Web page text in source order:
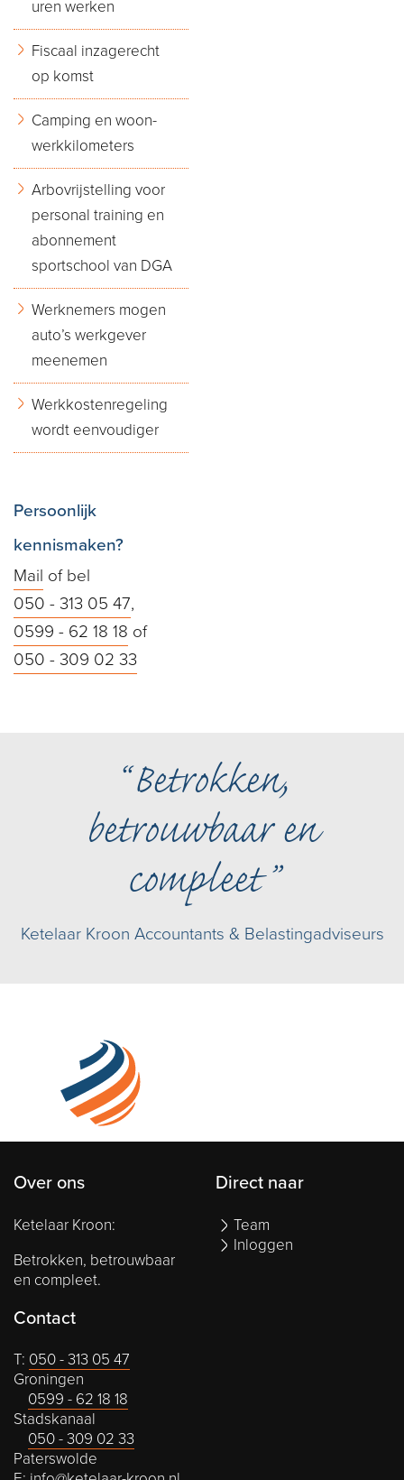
uren werken
Fiscaal inzagerecht
op komst
Camping en woon-
werkkilometers
Arbovrijstelling voor
personal training en
abonnement
sportschool van DGA
Werknemers mogen
auto’s werkgever
meenemen
Werkkostenregeling
wordt eenvoudiger
Persoonlijk
kennismaken?
Mail of bel
050 - 313 05 47,
0599 - 62 18 18 of
050 - 309 02 33
Betrokken,
betrouwbaar en
compleet
Ketelaar Kroon Accountants & Belastingadviseurs
Over ons
Ketelaar Kroon:
Betrokken, betrouwbaar
en compleet.
Direct naar
Team
Inloggen
Contact
T: 050 - 313 05 47
Groningen
0599 - 62 18 18
Stadskanaal
050 - 309 02 33
Paterswolde